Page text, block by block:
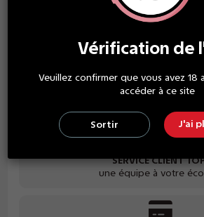
LIVRAISON
à partir de 30€ d'achat
SERVICE CLIENT
une équipe à votre
Vérification de
Veuillez confirmer que vous avez 18
accéder à ce site
Sortir J'ai